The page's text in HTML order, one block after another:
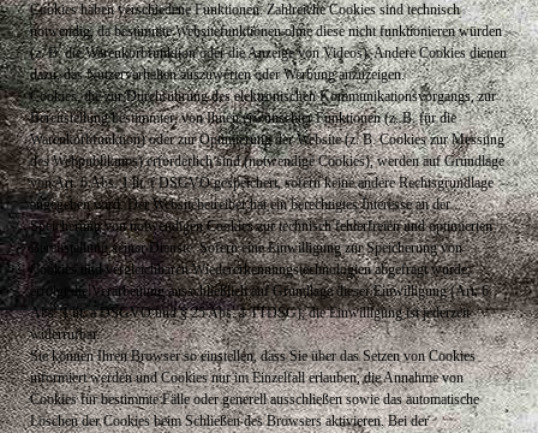
Cookies haben verschiedene Funktionen. Zahlreiche Cookies sind technisch
notwendig, da bestimmte Websitefunktionen ohne diese nicht funktionieren würden
(z. B. die Warenkorbfunktion oder die Anzeige von Videos). Andere Cookies dienen
dazu, das Nutzerverhalten auszuwerten oder Werbung anzuzeigen.
Cookies, die zur Durchführung des elektronischen Kommunikationsvorgangs, zur
Bereitstellung bestimmter, von Ihnen erwünschter Funktionen (z. B. für die
Warenkorbfunktion) oder zur Optimierung der Website (z. B. Cookies zur Messung
des Webpublikums) erforderlich sind (notwendige Cookies), werden auf Grundlage
von Art. 6 Abs. 1 lit. f DSGVO gespeichert, sofern keine andere Rechtsgrundlage
angegeben wird. Der Websitebetreiber hat ein berechtigtes Interesse an der
Speicherung von notwendigen Cookies zur technisch fehlerfreien und optimierten
Bereitstellung seiner Dienste. Sofern eine Einwilligung zur Speicherung von
Cookies und vergleichbaren Wiedererkennungstechnologien abgefragt wurde,
erfolgt die Verarbeitung ausschließlich auf Grundlage dieser Einwilligung (Art. 6
Abs. 1 lit. a DSGVO und § 25 Abs. 1 TTDSG); die Einwilligung ist jederzeit
widerrufbar.
Sie können Ihren Browser so einstellen, dass Sie über das Setzen von Cookies
informiert werden und Cookies nur im Einzelfall erlauben, die Annahme von
Cookies für bestimmte Fälle oder generell ausschließen sowie das automatische
Löschen der Cookies beim Schließen des Browsers aktivieren. Bei der